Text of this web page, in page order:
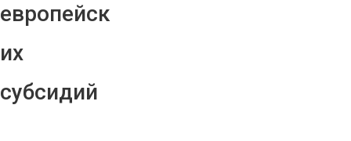
европейск
их
субсидий